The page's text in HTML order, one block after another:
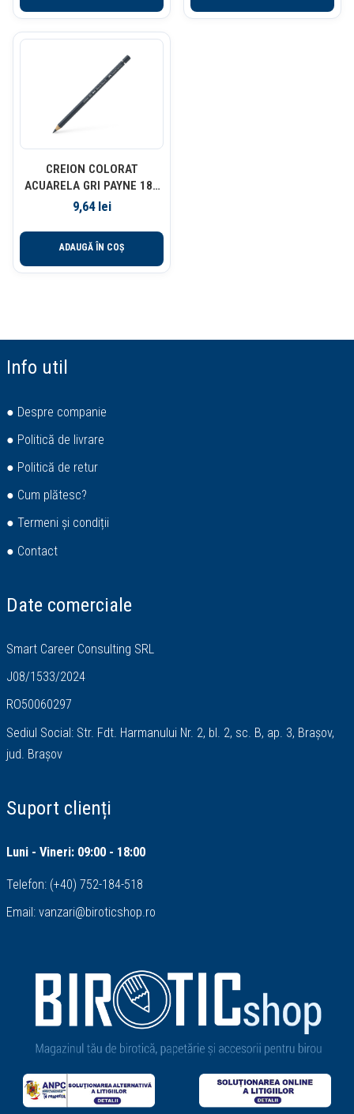
CREION COLORAT
ACUARELA GRI PAYNE 181
A. DURER FABER-CASTELL
9,64 lei
ADAUGĂ ÎN COȘ
Info util
● Despre companie
● Politică de livrare
● Politică de retur
● Cum plătesc?
● Termeni și condiții
● Contact
Date comerciale
Smart Career Consulting SRL
J08/1533/2024
RO50060297
Sediul Social: Str. Fdt. Harmanului Nr. 2, bl. 2, sc. B, ap. 3, Brașov,
jud. Brașov
Suport clienți
Luni - Vineri: 09:00 - 18:00
Telefon: (+40) 752-184-518
Email: vanzari@biroticshop.ro